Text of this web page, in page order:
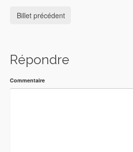
Billet précédent
Répondre
Commentaire